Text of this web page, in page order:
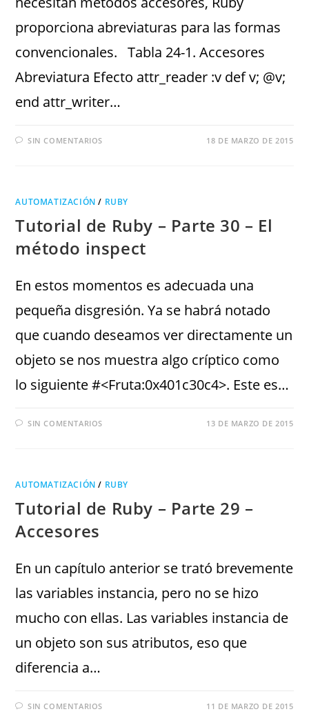
proporciona abreviaturas para las formas
convencionales. Tabla 24-1. Accesores
Abreviatura Efecto attr_reader :v def v; @v;
end attr_writer…
SIN COMENTARIOS 18 DE MARZO DE 2015
AUTOMATIZACIÓN / RUBY
Tutorial de Ruby – Parte 30 – El
método inspect
En estos momentos es adecuada una
pequeña disgresión. Ya se habrá notado
que cuando deseamos ver directamente un
objeto se nos muestra algo críptico como
lo siguiente #<Fruta:0x401c30c4>. Este es…
SIN COMENTARIOS 13 DE MARZO DE 2015
AUTOMATIZACIÓN / RUBY
Tutorial de Ruby – Parte 29 –
Accesores
En un capítulo anterior se trató brevemente
las variables instancia, pero no se hizo
mucho con ellas. Las variables instancia de
un objeto son sus atributos, eso que
diferencia a…
SIN COMENTARIOS 11 DE MARZO DE 2015